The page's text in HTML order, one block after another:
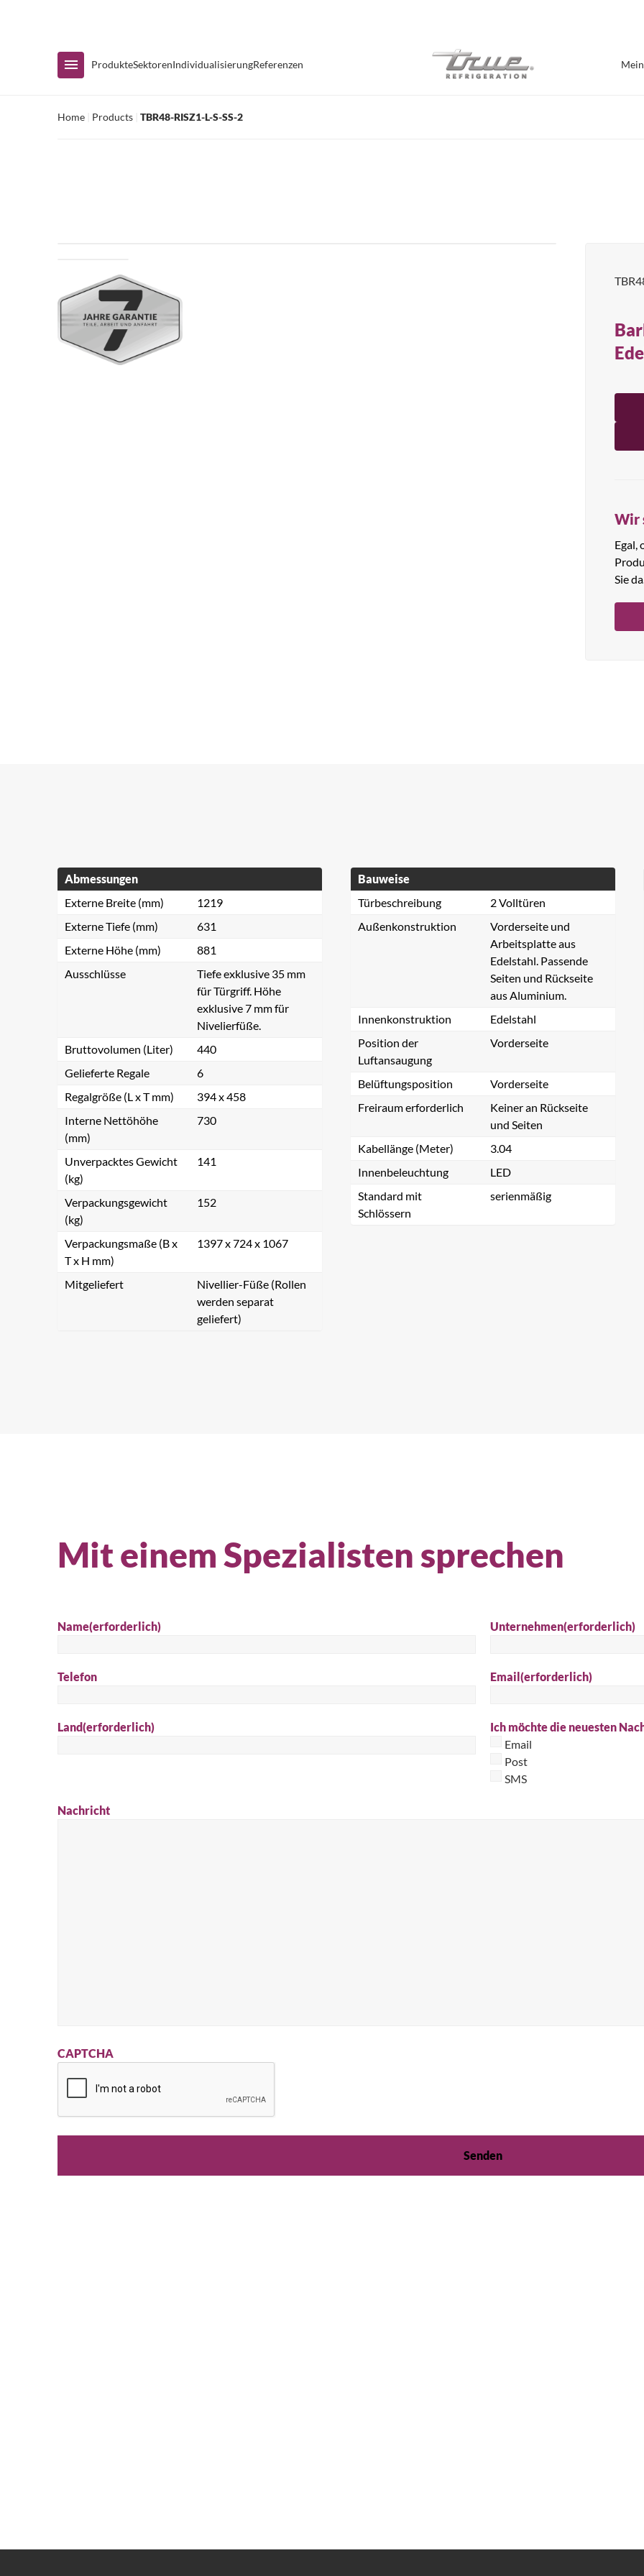
Produkte
Zubereitungstische
Standgeräte Gastronorm
SektorenIndividualisierungReferenzen
Suche
Home Products TBR48-RISZ1-L-S-SS-2
Wir
Egal,
Sie
Abmessungen
Externe Breite (mm)
1219
Externe Tiefe (mm)
631
Externe Höhe (mm)
881
Ausschlüsse
Tiefe exklusive 35 mm
für Türgriff. Höhe
exklusive 7 mm für
Nivelierfüße.
Bruttovolumen (Liter)
440
Gelieferte Regale
6
Regalgröße (L x T mm)
394 x 458
Interne Nettöhöhe
(mm)
730
Unverpacktes Gewicht
(kg)
141
Verpackungsgewicht
(kg)
152
Verpackungsmaße (B x
T x H mm)
1397 x 724 x 1067
Mitgeliefert
Nivellier-Füße (Rollen
werden separat
geliefert)
Bauweise
Türbeschreibung
2 Volltüren
Außenkonstruktion
Vorderseite und
Arbeitsplatte aus
Edelstahl. Passende
Seiten und Rückseite
aus Aluminium.
Innenkonstruktion
Edelstahl
Position der
Luftansaugung
Vorderseite
Belüftungsposition
Vorderseite
Freiraum erforderlich
Keiner an Rückseite
und Seiten
Kabellänge (Meter)
3.04
Innenbeleuchtung
LED
Standard mit
Schlössern
serienmäßig
Mit einem Spezialisten sprechen
Name(erforderlich) Unternehmen(erforderlich)
Telefon Email(erforderlich)
Land(erforderlich)
Ich möchte die neuesten
Email
Post
SMS
Nachricht
CAPTCHA